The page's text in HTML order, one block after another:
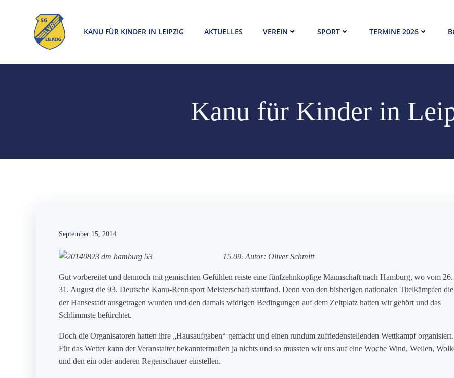
KANU FÜR KINDER IN LEIPZIG AKTUELLES VEREIN SPORT TERMINE 2026
Kanu für Kinder in
September 15, 2014
15.09. Autor: Oliver Schmitt
Gut vorbereitet und dennoch mit gemischten Gefühlen reiste eine fünfzehnköpfige Mannschaft nach Hamburg, wo vom
31. August die 93. Deutsche Kanu-Rennsport Meisterschaft stattfand. Denn von den bisherigen nationalen Titelkämpfen
der Hansestadt ausgetragen wurden und den damals widrigen Bedingungen auf dem Zeltplatz hatten wir gehört und das
Schlimmste befürchtet.
Doch die Organisatoren hatten ihre „Hausaufgaben“ gemacht und einen rundum zufriedenstellenden Wettkampf organisiert.
Für das Wetter kann der Veranstalter bekanntermaßen ja nichts und so mussten wir uns auf eine Woche Wind, Wellen,
und den ein oder anderen Regenschauer einstellen.